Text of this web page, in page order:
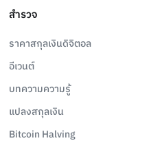
สำรวจ
ราคาสกุลเงินดิจิตอล
อีเวนต์
บทความความรู้
แปลงสกุลเงิน
Bitcoin Halving